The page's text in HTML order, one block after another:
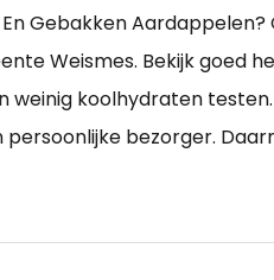
Gebakken
Weismes. Bekijk goed
koolhydraten
bezorger.